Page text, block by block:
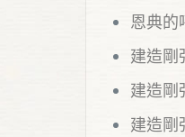
恩典
建造剛
建造剛
建造剛